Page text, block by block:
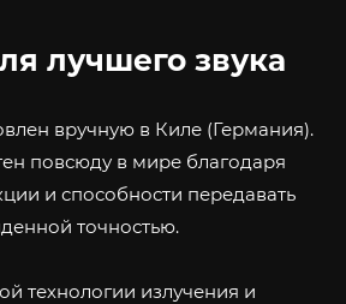
лучшего звука
вручную в Киле (Германия).
повсюду в мире благодаря
и способности передавать
точностью.
технологии излучения и